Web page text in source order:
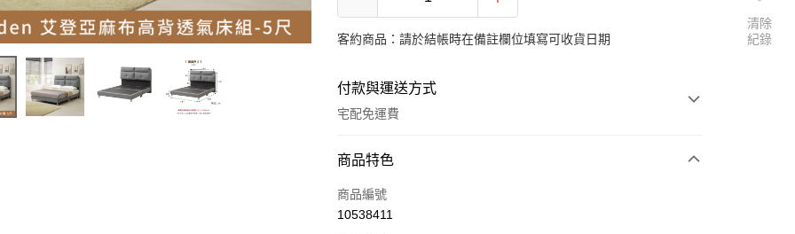
客約商品：請於結帳時在備註欄位填寫可收貨日期
付款與運送方式
宅配免運費
付款方式
信用卡一次付款
商品特色
商品編號
10538411
清除
紀錄